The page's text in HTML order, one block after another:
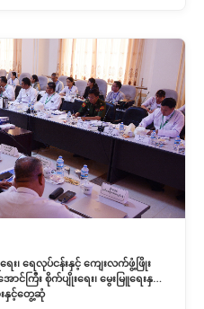
း၊ ရေလုပ်ငန်းနှင့် ကျေးလက်ဖွံ့ဖြိုး
င်ကြီး စိုက်ပျိုးရေး၊ မွေးမြူရေးနှင့်
းနှင့်တွေ့ဆုံ